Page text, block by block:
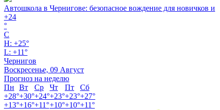
Автошкола в Чернигове: безопасное вождение для новичков и
+24
°
C
H: +25°
L: +11°
Чернигов
Воскресенье, 09 Август
Прогноз на неделю
Пн
Вт Ср Чт Пт
Сб
+28°+30°+24°+23°+23°+27°
+13°+16°+11°+10°+10°+11°